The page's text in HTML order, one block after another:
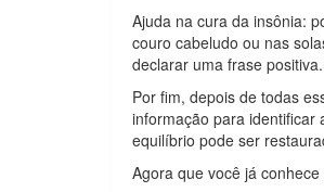
Ajuda na cura da insônia:
couro cabeludo ou nas
declarar uma frase
Por fim, depois de todas
informação para identificar
equilíbrio pode ser
Agora que você já